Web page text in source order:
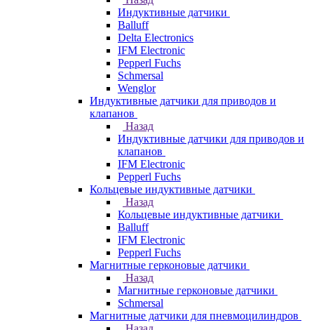
Индуктивные датчики
Balluff
Delta Electronics
IFM Electronic
Pepperl Fuchs
Schmersal
Wenglor
Индуктивные датчики для приводов и
клапанов
Назад
Индуктивные датчики для приводов и
клапанов
IFM Electronic
Pepperl Fuchs
Кольцевые индуктивные датчики
Назад
Кольцевые индуктивные датчики
Balluff
IFM Electronic
Pepperl Fuchs
Магнитные герконовые датчики
Назад
Магнитные герконовые датчики
Schmersal
Магнитные датчики для пневмоцилиндров